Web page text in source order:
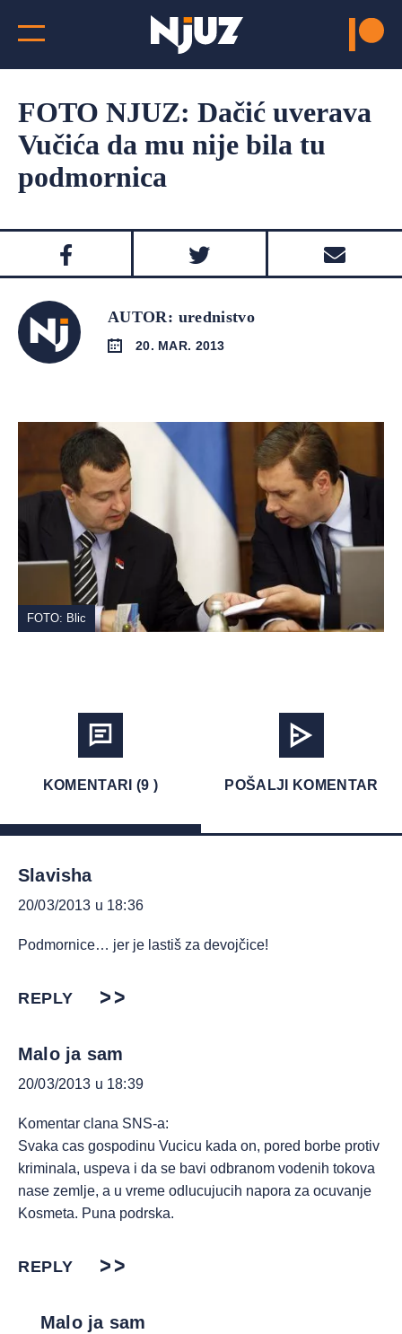
FOTO NJUZ: Dačić uverava
Vučića da mu nije bila tu
podmornica
AUTOR: urednistvo
20. MAR. 2013
FOTO: Blic
KOMENTARI (9 ) POŠALJI KOMENTAR
Slavisha
20/03/2013 u 18:36
Podmornice… jer je lastiš za devojčice!
REPLY
Malo ja sam
20/03/2013 u 18:39
Komentar clana SNS-a:
Svaka cas gospodinu Vucicu kada on, pored borbe protiv
kriminala, uspeva i da se bavi odbranom vodenih tokova
nase zemlje, a u vreme odlucujucih napora za ocuvanje
Kosmeta. Puna podrska.
REPLY
Malo ja sam